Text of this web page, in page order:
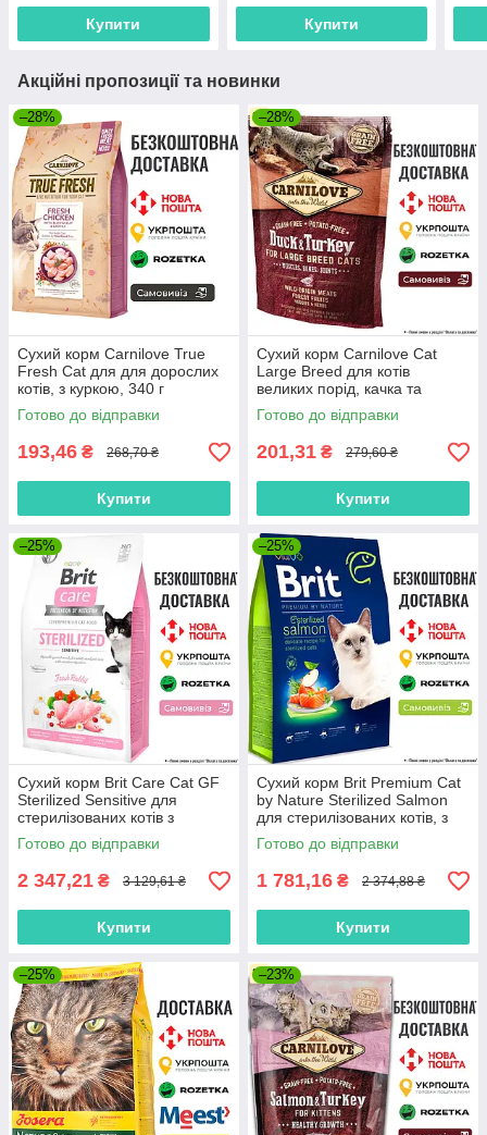
Купити Купити
Акційні пропозиції та новинки
–28%
Сухий корм Carnilove True
Fresh Cat для для дорослих
котів, з куркою, 340 г
Готово до відправки
193,46 ₴ 268,70 ₴
Купити
–28%
Сухий корм Carnilove Cat
Large Breed для котів
великих порід, качка та
індичка, 400 г
Готово до відправки
201,31 ₴ 279,60 ₴
Купити
–25%
Сухий корм Brit Care Cat GF
Sterilized Sensitive для
стерилізованих котів з
чутливим травленням, з
кроликом, 7 кг
Готово до відправки
2 347,21 ₴ 3 129,61 ₴
Купити
–25%
Сухий корм Brit Premium Cat
by Nature Sterilized Salmon
для стерилізованих котів, з
лососем, 8 кг
Готово до відправки
1 781,16 ₴ 2 374,88 ₴
Купити
–25% –23%